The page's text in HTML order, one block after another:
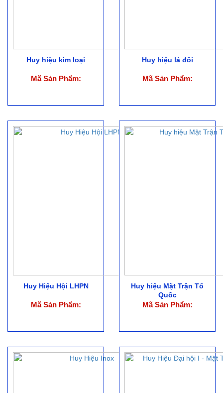
Huy hiệu kim loại
Mã Sản Phẩm:
Huy hiệu lá đôi
Mã Sản Phẩm:
Huy Hiệu Hội LHPN
Mã Sản Phẩm:
Huy hiệu Mặt Trận Tổ
Quốc
Mã Sản Phẩm: